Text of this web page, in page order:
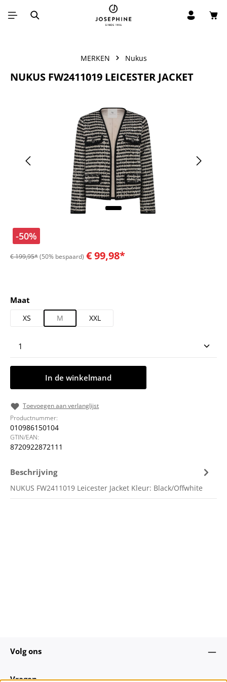
Ga naar de hoofdinhoud
MERKEN Nukus
NUKUS FW2411019 LEICESTER JACKET
Afbeeldingengalerij overslaan
-50%
€ 199,95*(50% bespaard) € 99,98*
Selecteer
Maat
XS M XXL
Producthoeveelheid: Voer de gewenste
In de winkelmand
Toevoegen aan verlanglijst
Productnummer:
010986150104
GTIN/EAN:
8720922872111
Beschrijving
NUKUS FW2411019 Leicester Jacket Kleur: Black/Offwhite
Volg ons
Vragen